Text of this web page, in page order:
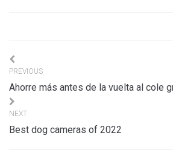
Navigation
de
l’article
PREVIOUS
Ahorre más antes de la vuelta al cole
NEXT
Best dog cameras of 2022